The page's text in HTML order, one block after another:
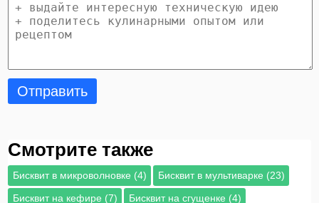
Отправить
Смотрите также
Бисквит в микроволновке (4)
Бисквит в мультиварке (23)
Бисквит на кефире (7)
Бисквит на сгущенке (4)